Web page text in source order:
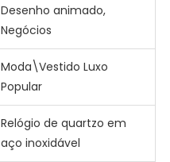
Desenho animado,
Negócios
Moda\Vestido Luxo
Popular
Relógio de quartzo em
aço inoxidável